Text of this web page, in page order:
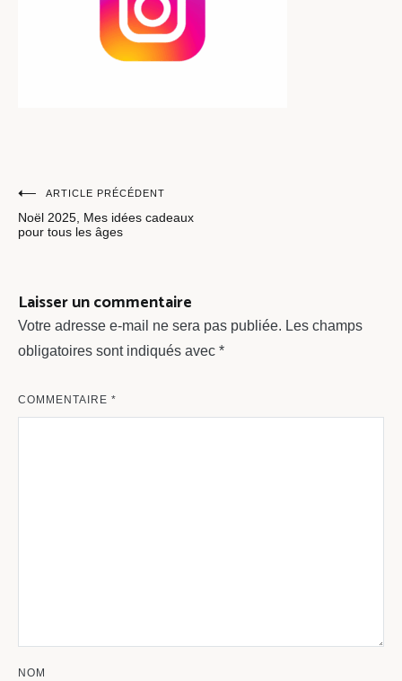
Navigation
de
ARTICLE PRÉCÉDENT
Noël 2025, Mes idées cadeaux
pour tous les âges
Laisser un commentaire
Votre adresse e-mail ne sera pas publiée. Les champs
obligatoires sont indiqués avec *
COMMENTAIRE *
NOM